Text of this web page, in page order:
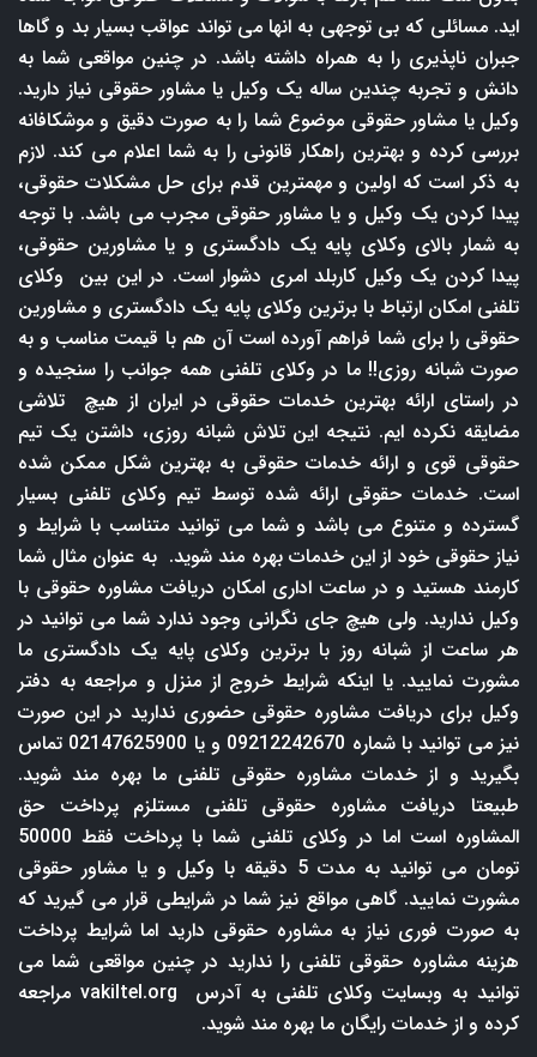
اید. مسائلی که بی توجهی به انها می تواند عواقب بسیار بد و گاها
جبران ناپذیری را به همراه داشته باشد. در چنین مواقعی شما به
دانش و تجربه چندین ساله یک وکیل یا مشاور حقوقی نیاز دارید.
وکیل یا مشاور حقوقی موضوع شما را به صورت دقیق و موشکافانه
بررسی کرده و بهترین راهکار قانونی را به شما اعلام می کند. لازم
به ذکر است که اولین و مهمترین قدم برای حل مشکلات حقوقی،
پیدا کردن یک وکیل و یا مشاور حقوقی مجرب می باشد. با توجه
به شمار بالای وکلای پایه یک دادگستری و یا مشاورین حقوقی،
پیدا کردن یک وکیل کاربلد امری دشوار است. در این بین وکلای
تلفنی امکان ارتباط با برترین وکلای پایه یک دادگستری و مشاورین
حقوقی را برای شما فراهم آورده است آن هم با قیمت مناسب و به
صورت شبانه روزی!! ما در وکلای تلفنی همه جوانب را سنجیده و
در راستای ارائه بهترین خدمات حقوقی در ایران از هیچ تلاشی
مضایقه نکرده ایم. نتیجه این تلاش شبانه روزی، داشتن یک تیم
حقوقی قوی و ارائه خدمات حقوقی به بهترین شکل ممکن شده
است. خدمات حقوقی ارائه شده توسط تیم وکلای تلفنی بسیار
گسترده و متنوع می باشد و شما می توانید متناسب با شرایط و
نیاز حقوقی خود از این خدمات بهره مند شوید. به عنوان مثال شما
کارمند هستید و در ساعت اداری امکان دریافت مشاوره حقوقی با
وکیل ندارید. ولی هیچ جای نگرانی وجود ندارد شما می توانید در
هر ساعت از شبانه روز با برترین وکلای پایه یک دادگستری ما
مشورت نمایید. یا اینکه شرایط خروج از منزل و مراجعه به دفتر
وکیل برای دریافت مشاوره حقوقی حضوری ندارید در این صورت
نیز می توانید با شماره 09212242670 و یا 02147625900 تماس
بگیرید و از خدمات مشاوره حقوقی تلفنی ما بهره مند شوید.
طبیعتا دریافت مشاوره حقوقی تلفنی مستلزم پرداخت حق
المشاوره است اما در وکلای تلفنی شما با پرداخت فقط 50000
تومان می توانید به مدت 5 دقیقه با وکیل و یا مشاور حقوقی
مشورت نمایید. گاهی مواقع نیز شما در شرایطی قرار می گیرید که
به صورت فوری نیاز به مشاوره حقوقی دارید اما شرایط پرداخت
هزینه مشاوره حقوقی تلفنی را ندارید در چنین مواقعی شما می
توانید به وبسایت وکلای تلفنی به آدرس
vakiltel.org مراجعه
کرده و از خدمات رایگان ما بهره مند شوید.